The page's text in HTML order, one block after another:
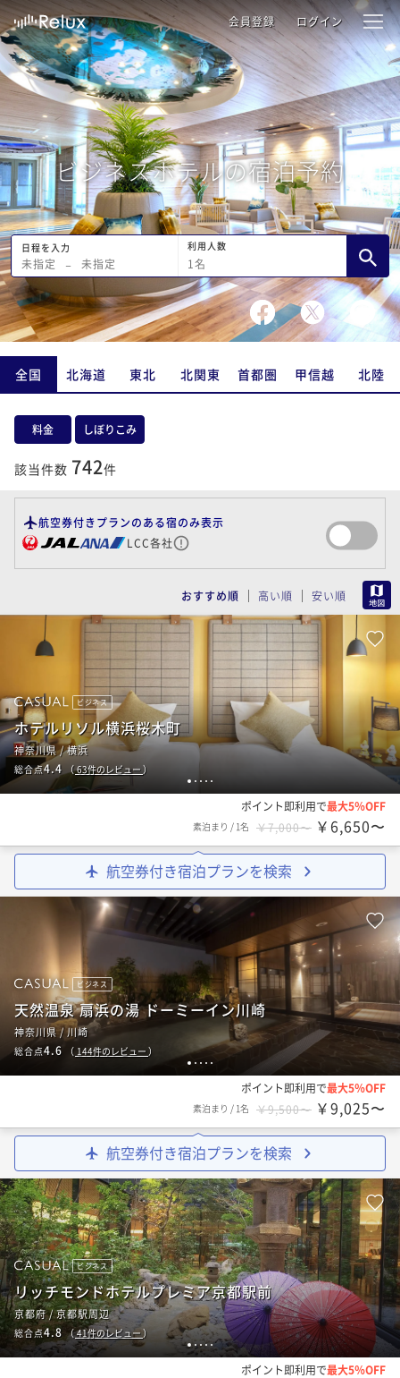
会員登録 ログイン
ビジネスホテルの宿泊予約
日程を入力
未指定 − 未指定
利用人数
1 名
全国 北海道 東北 北関東 首都圏 甲信越 北陸
料金 しぼりこみ
該当件数 742件
航空券付きプランのある宿のみ表示
LCC各社
おすすめ順 高い順 安い順
1 2 3 4 5
ビジネス
ホテルリソル横浜桜木町
神奈川県 / 横浜
総合点4.4 （63件のレビュー）
ポイント即利用で最大5％OFF
素泊まり / 1名 ￥7,000〜 ￥6,650〜
航空券付き宿泊プランを検索
1 2 3 4 5
ビジネス
天然温泉 扇浜の湯 ドーミーイン川崎
神奈川県 / 川崎
総合点4.6 （ 144件のレビュー ）
ポイント即利用で最大5％OFF
素泊まり / 1名 ￥9,500〜 ￥9,025〜
航空券付き宿泊プランを検索
12345
ビジネス
リッチモンドホテルプレミア京都駅前
京都府 / 京都駅周辺
総合点4.8 （41件のレビュー）
ポイント即利用で最大5％OFF